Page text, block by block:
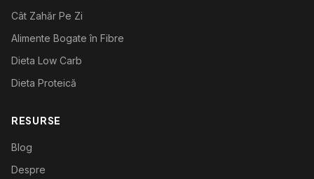
Cât Zahăr Pe Zi
Alimente Bogate în Fibre
Dieta Low Carb
Dieta Proteică
RESURSE
Blog
Despre